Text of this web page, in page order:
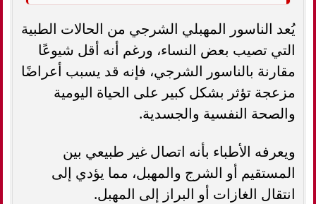
يُعد الناسور المهبلي الشرجي من الحالات الطبية
التي تصيب بعض النساء، ورغم أنه أقل شيوعًا
مقارنة بالناسور الشرجي، فإنه قد يسبب أعراضًا
مزعجة تؤثر بشكل كبير على الحياة اليومية
والصحة النفسية والجسدية.
ويعرفه الأطباء بأنه اتصال غير طبيعي بين
المستقيم أو الشرج والمهبل، مما يؤدي إلى
انتقال الغازات أو البراز إلى المهبل.